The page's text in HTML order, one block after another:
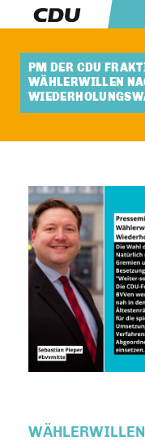
PM DER CDU
WÄHLERWILLEN